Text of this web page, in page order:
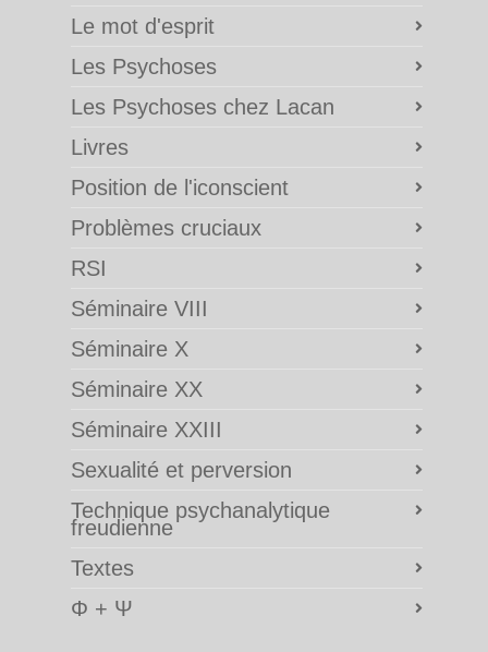
Le mot d'esprit
Les Psychoses
Les Psychoses chez Lacan
Livres
Position de l'iconscient
Problèmes cruciaux
RSI
Séminaire VIII
Séminaire X
Séminaire XX
Séminaire XXIII
Sexualité et perversion
Technique psychanalytique
freudienne
Textes
Φ + Ψ